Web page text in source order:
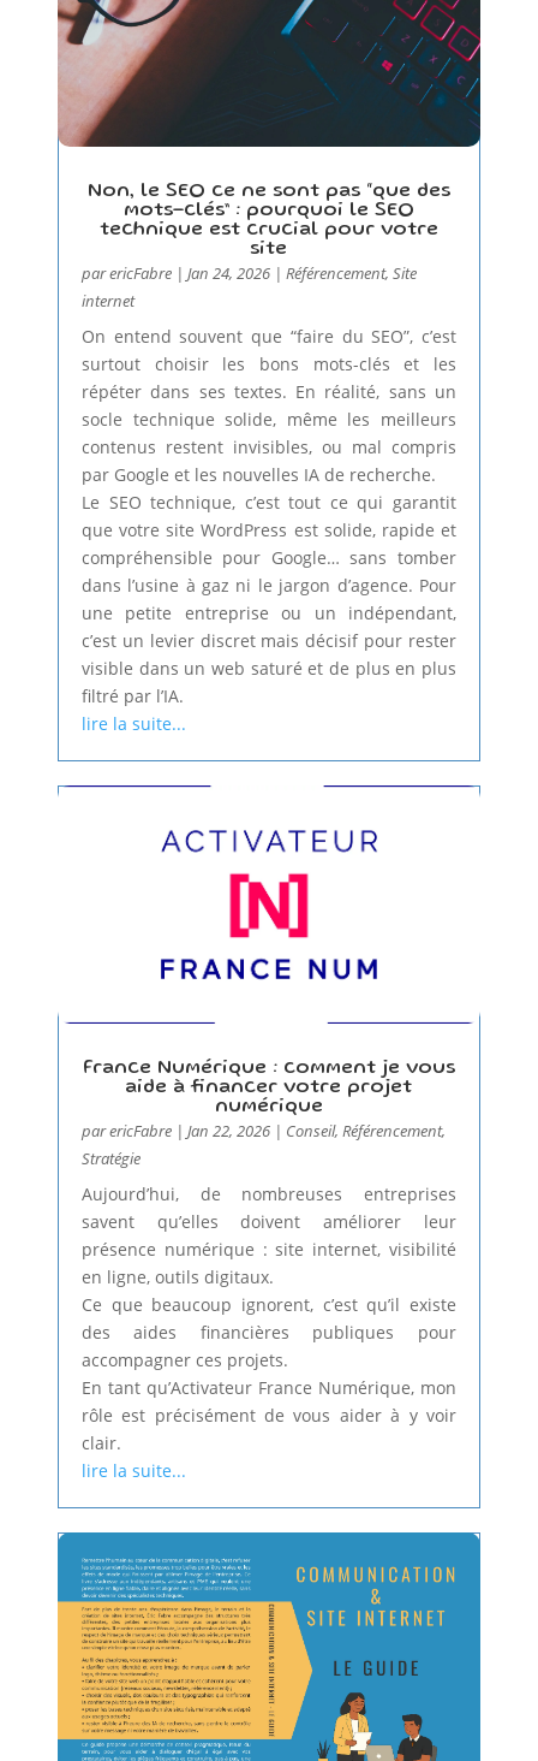
Non, le SEO ce ne sont pas “que des
mots-clés” : pourquoi le SEO
technique est crucial pour votre
site
parericFabre| Jan 24, 2026| Référencement, Site
internet
On entend souvent que “faire du SEO”, c’est
surtout choisir les bons mots-clés et les
répéter dans ses textes. En réalité, sans un
socle technique solide, même les meilleurs
contenus restent invisibles, ou mal compris
par Google et les nouvelles IA de recherche.
Le SEO technique, c’est tout ce qui garantit
que votre site WordPress est solide, rapide et
compréhensible pour Google… sans tomber
dans l’usine à gaz ni le jargon d’agence. Pour
une petite entreprise ou un indépendant,
c’est un levier discret mais décisif pour rester
visible dans un web saturé et de plus en plus
filtré par l’IA.
lire la suite...
France Numérique : comment je vous
aide à financer votre projet
numérique
parericFabre| Jan 22, 2026| Conseil, Référencement,
Stratégie
Aujourd’hui, de nombreuses entreprises
savent qu’elles doivent améliorer leur
présence numérique : site internet, visibilité
en ligne, outils digitaux.
Ce que beaucoup ignorent, c’est qu’il existe
des aides financières publiques pour
accompagner ces projets.
En tant qu’Activateur France Numérique, mon
rôle est précisément de vous aider à y voir
clair.
lire la suite...